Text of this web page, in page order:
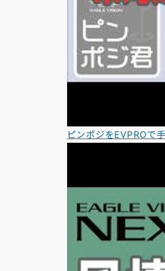
ピンポジをEVPROで